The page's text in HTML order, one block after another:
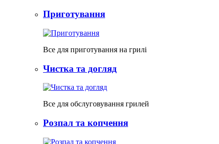
Приготування
Все для приготування на грилі
Чистка та догляд
Все для обслуговування грилей
Розпал та копчення